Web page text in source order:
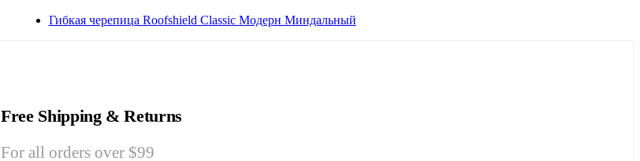
Гибкая черепица Roofshield Classic Модерн Миндальный
Free Shipping & Returns
For all orders over $99